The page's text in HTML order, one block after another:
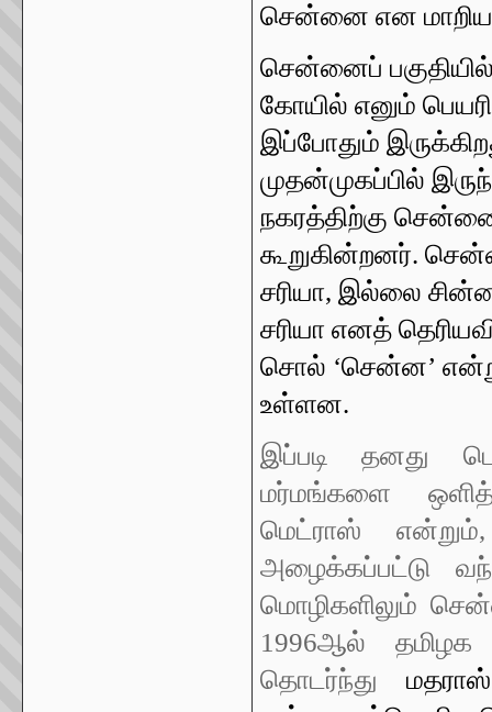
சென்னை என
சென்னைப்
கோயில் எனும்
இப்போதும்
முதன்முகப்பில்
நகரத்திற்கு
கூறுகின்றனர்.
சரியா, இல்லை
சரியா எனத்
சொல் ‘சென்ன’
உள்ளன.
இப்படி தனது
மர்மங்களை
மெட்ராஸ்
அழைக்கப்பட்டு
மொழிகளிலும்
1996ஆல்
தொடர்ந்து